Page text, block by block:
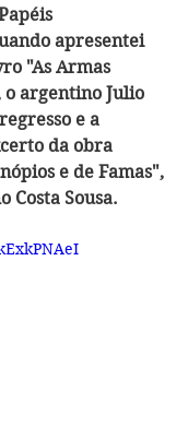
apresentei
"As Armas
o argentino Julio
e a
da obra
e de Famas",
Costa Sousa.